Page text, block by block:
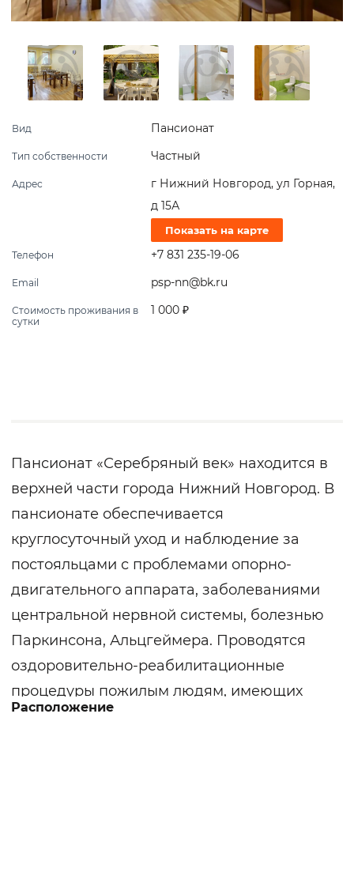
Вид Пансионат
Тип собственности Частный
Адрес
г Нижний Новгород, ул Горная,
д 15А
Показать на карте
Телефон +7 831 235-19-06
Email psp-nn@bk.ru
Стоимость проживания в
сутки
1 000 ₽
Пансионат «Серебряный век» находится в
верхней части города Нижний Новгород. В
пансионате обеспечивается
круглосуточный уход и наблюдение за
постояльцами с проблемами опорно-
двигательного аппарата, заболеваниями
центральной нервной системы, болезнью
Паркинсона, Альцгеймера. Проводятся
оздоровительно-реабилитационные
процедуры пожилым людям, имеющих
хронические заболевания. На территории
Расположение